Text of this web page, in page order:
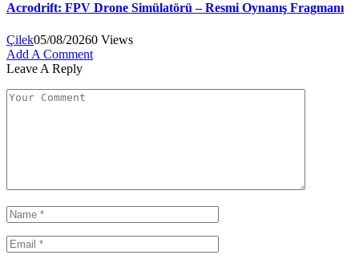
Acrodrift: FPV Drone Simülatörü – Resmi Oynanış Fragmanı
Çilek05/08/20260 Views
Add A Comment
Leave A Reply